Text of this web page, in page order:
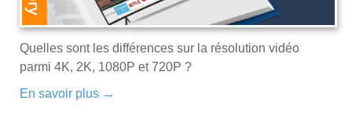
Quelles sont les différences sur la résolution vidéo
parmi 4K, 2K, 1080P et 720P ?
En savoir plus →